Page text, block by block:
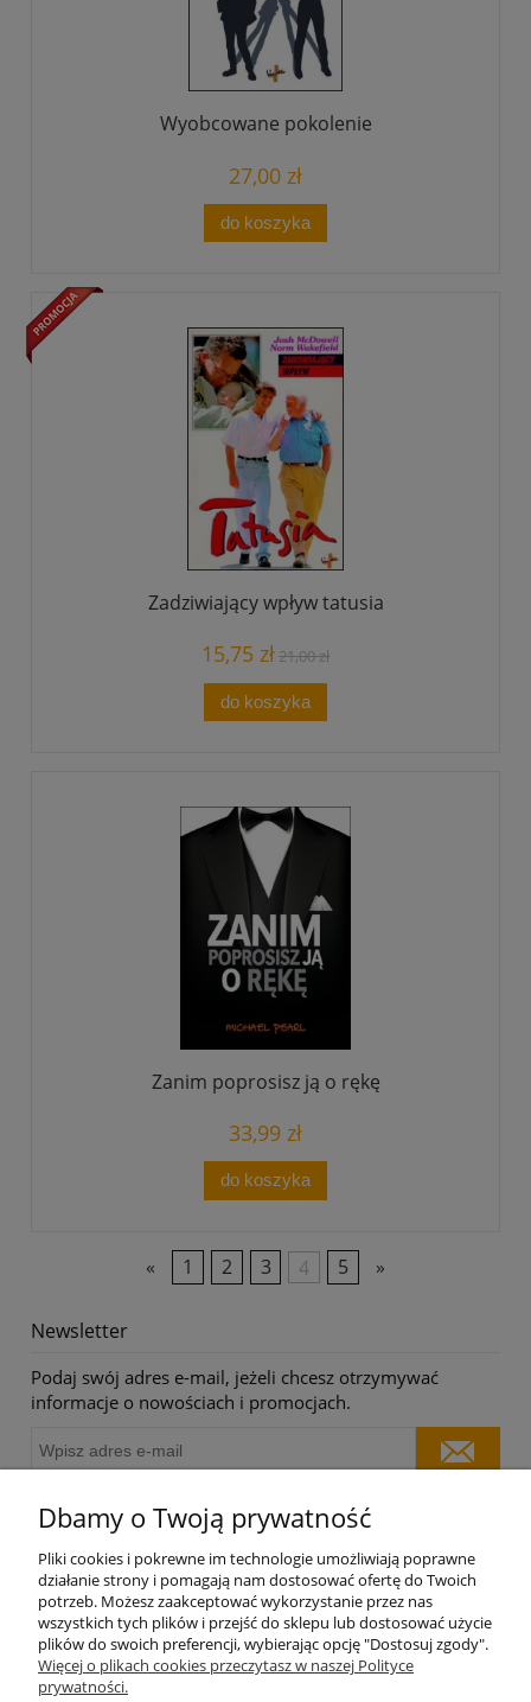
Wyobcowane pokolenie
27,00 zł
do koszyka
Zadziwiający wpływ tatusia
15,75 zł21,00 zł
do koszyka
Zanim poprosisz ją o rękę
33,99 zł
do koszyka
« 1 2 3 4 5 »
Newsletter
Podaj swój adres e-mail, jeżeli chcesz otrzymywać
informacje o nowościach i promocjach.
Moje konto
Płatności i dostawa
Dbamy o Twoją prywatność
Pliki cookies i pokrewne im technologie umożliwiają poprawne
działanie strony i pomagają nam dostosować ofertę do Twoich
potrzeb. Możesz zaakceptować wykorzystanie przez nas
wszystkich tych plików i przejść do sklepu lub dostosować użycie
plików do swoich preferencji, wybierając opcję "Dostosuj zgody".
Więcej o plikach cookies przeczytasz w naszej Polityce
prywatności.